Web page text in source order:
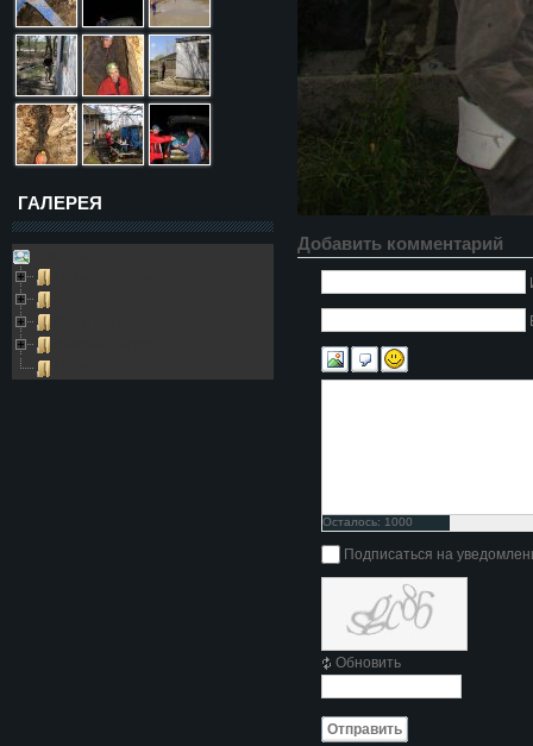
ГАЛЕРЕЯ
Добавить комментарий
Осталось: 1000
символов
Подписаться на
Обновить
Отправить